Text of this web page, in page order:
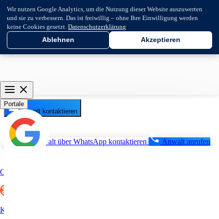
Wir nutzen Google Analytics, um die Nutzung dieser Website auszuwerten
und sie zu verbessern. Das ist freiwillig – ohne Ihre Einwilligung werden
keine Cookies gesetzt.Datenschutzerklärung
Ablehnen Akzeptieren
Anwalt kontaktieren
Anwalt über WhatsApp kontaktieren Anwalt anrufen
Portale
Google
Kununu